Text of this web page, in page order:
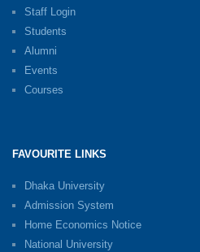
Staff Login
Students
Alumni
Events
Courses
FAVOURITE LINKS
Dhaka University
Admission System
Home Economics Notice
National University